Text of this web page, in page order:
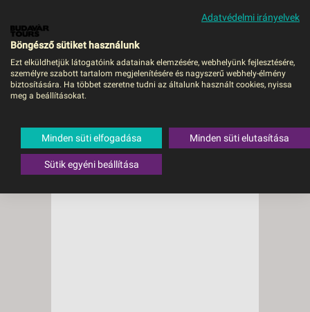
MENÜ
Adatvédelmi irányelvek
Böngésző sütiket használunk
Ezt elküldhetjük látogatóink adatainak elemzésére, webhelyünk fejlesztésére,
személyre szabott tartalom megjelenítésére és nagyszerű webhely-élmény
biztosítására. Ha többet szeretne tudni az általunk használt cookies, nyissa
meg a beállításokat.
Minden süti elfogadása Minden süti elutasítása
Sütik egyéni beállítása